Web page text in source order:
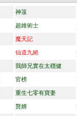
神箓
超維術士
魔天記
仙道九絕
我師兄實在太穩健
官榜
重生七零有寶妻
贅婿